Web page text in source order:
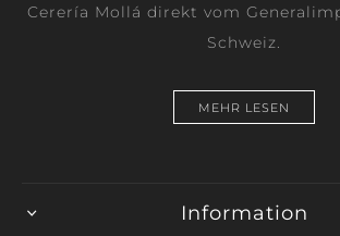
Cerería Mollá direkt vom
Schweiz.
MEHR LESEN
Information